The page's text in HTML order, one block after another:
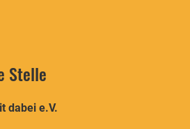
Stelle
dabei e.V.